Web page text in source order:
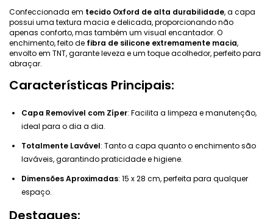
Confeccionada em tecido Oxford de alta durabilidade, a capa
possui uma textura macia e delicada, proporcionando não
apenas conforto, mas também um visual encantador. O
enchimento, feito de fibra de silicone extremamente macia,
envolto em TNT, garante leveza e um toque acolhedor, perfeito para
abraçar.
Características Principais:
Capa Removível com Zíper: Facilita a limpeza e manutenção,
ideal para o dia a dia.
Totalmente Lavável: Tanto a capa quanto o enchimento são
laváveis, garantindo praticidade e higiene.
Dimensões Aproximadas: 15 x 28 cm, perfeita para qualquer
espaço.
Destaques: